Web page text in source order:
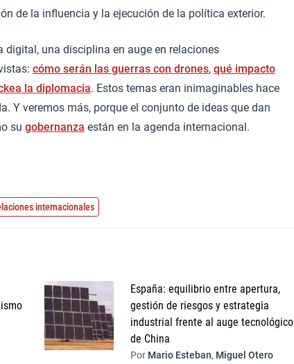
de la influencia y la ejecución de la política exterior.
una disciplina en auge en relaciones
cómo serán las guerras con drones, qué impacto
la diplomacia. Estos temas eran inimaginables hace
Y veremos más, porque el conjunto de ideas que dan
su gobernanza están en la agenda internacional.
internacionales
España: equilibrio entre apertura,
gestión de riesgos y estrategia
industrial frente al auge tecnológico
de China
Por Mario Esteban, Miguel Otero